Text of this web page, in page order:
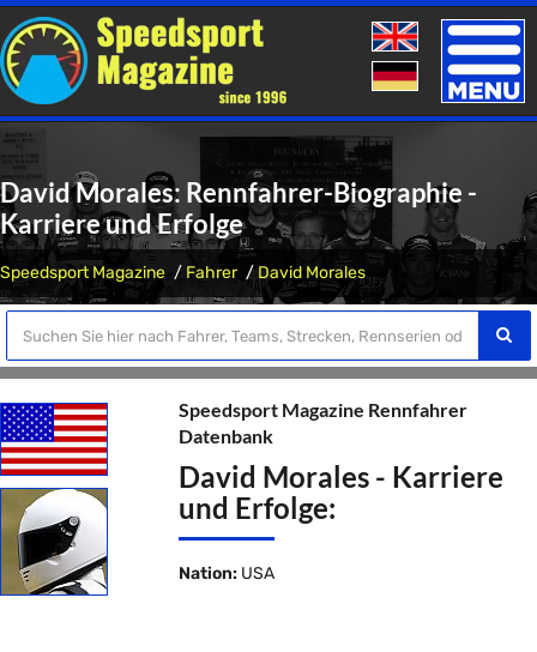
Toggle
David Morales: Rennfahrer-Biographie -
Karriere und Erfolge
Speedsport Magazine Fahrer David Morales
Speedsport Magazine Rennfahrer
Datenbank
David Morales - Karriere
und Erfolge:
Nation: USA